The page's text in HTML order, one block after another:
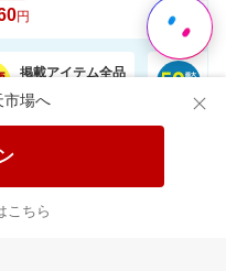
市場へ
こちら
円 3,580 円
掲載アイテム全品
20%以上OFF！